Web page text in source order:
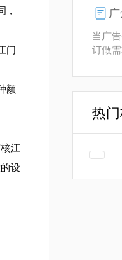
，
门
颜
江
设
户提
当广
订做
过技
制周
热